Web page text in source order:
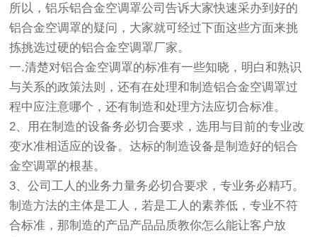
所以，铝乐铝合金空调罩公司告诉大家快速采办到好的
铝合金空调罩的疑问，大家就可经过下面这些方面来挑
拣挑选过硬的铝合金空调罩厂家。
一.清楚对铝合金空调罩的标准有一些知晓，明白和熟识
与关系的政策法则，还有在处理和制造铝合金空调罩过
程中应注意哪个，还有制造和处理方法应切合标准。
2、用在制造的设备务必切合要求，选用与目前的专业改
变水准相适应的设备。达标的制造设备是制造好的铝合
金空调罩的根基。
3、公司工人的业务力量务必切合要求，专业务必精巧。
制造方法的主体是工人，若是工人的素养低，专业不符
合标准，那制造的产品产品品质教你怎么能让客户放